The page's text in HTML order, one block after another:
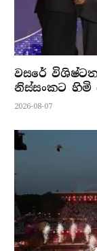
වසරේ
නිස්සංකට හිමි
2026-08-07